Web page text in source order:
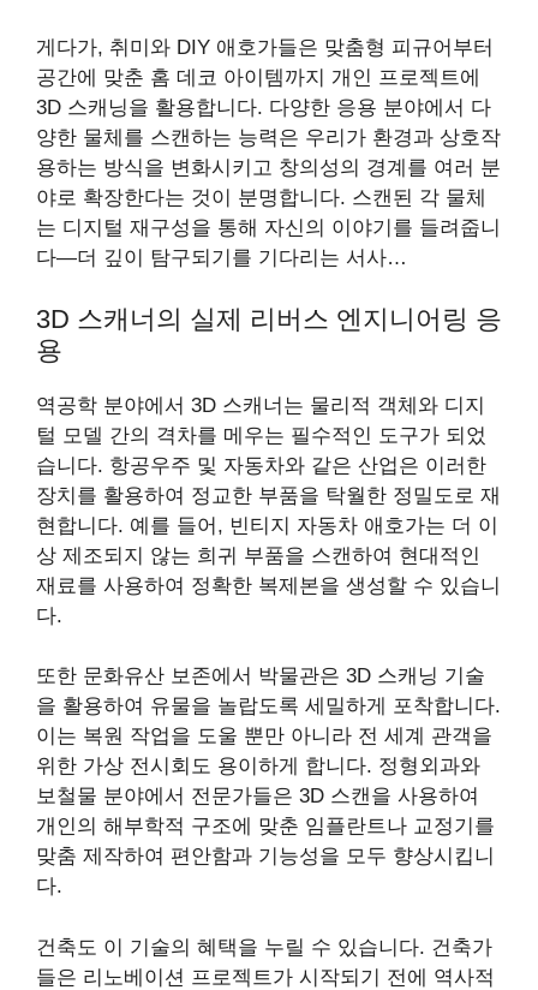
게다가, 취미와 DIY 애호가들은 맞춤형 피규어부터
공간에 맞춘 홈 데코 아이템까지 개인 프로젝트에
3D 스캐닝을 활용합니다. 다양한 응용 분야에서 다
양한 물체를 스캔하는 능력은 우리가 환경과 상호작
용하는 방식을 변화시키고 창의성의 경계를 여러 분
야로 확장한다는 것이 분명합니다. 스캔된 각 물체
는 디지털 재구성을 통해 자신의 이야기를 들려줍니
다—더 깊이 탐구되기를 기다리는 서사…
3D 스캐너의 실제 리버스 엔지니어링 응
용
역공학 분야에서 3D 스캐너는 물리적 객체와 디지
털 모델 간의 격차를 메우는 필수적인 도구가 되었
습니다. 항공우주 및 자동차와 같은 산업은 이러한
장치를 활용하여 정교한 부품을 탁월한 정밀도로 재
현합니다. 예를 들어, 빈티지 자동차 애호가는 더 이
상 제조되지 않는 희귀 부품을 스캔하여 현대적인
재료를 사용하여 정확한 복제본을 생성할 수 있습니
다.
또한 문화유산 보존에서 박물관은 3D 스캐닝 기술
을 활용하여 유물을 놀랍도록 세밀하게 포착합니다.
이는 복원 작업을 도울 뿐만 아니라 전 세계 관객을
위한 가상 전시회도 용이하게 합니다. 정형외과와
보철물 분야에서 전문가들은 3D 스캔을 사용하여
개인의 해부학적 구조에 맞춘 임플란트나 교정기를
맞춤 제작하여 편안함과 기능성을 모두 향상시킵니
다.
건축도 이 기술의 혜택을 누릴 수 있습니다. 건축가
들은 리노베이션 프로젝트가 시작되기 전에 역사적